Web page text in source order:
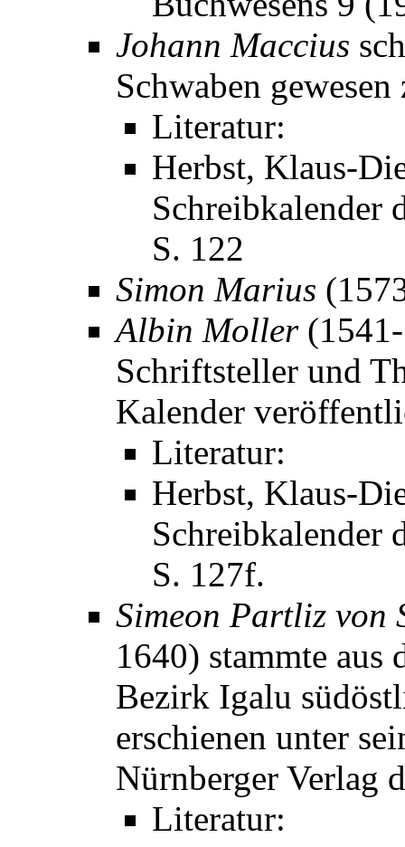
Johann Maccius
Schwaben gewesen
Literatur:
Herbst, Klaus-
Schreibkalender
S. 122
Simon Marius
Albin Moller(1541-
Schriftsteller und
Kalender
Literatur:
Herbst, Klaus-
Schreibkalender
S. 127f.
Simeon Partliz von
1640) stammte aus
Bezirk Igalu
erschienen unter
Nürnberger Verlag
Literatur: